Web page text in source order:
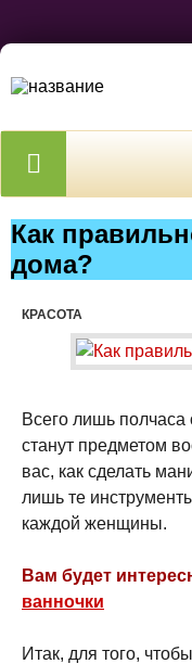
Как
дома?
КРАСОТА
Всего лишь
станут предметом
вас, как сделать
лишь те
каждой женщины.
Вам будет
ванночки
Итак, для того,